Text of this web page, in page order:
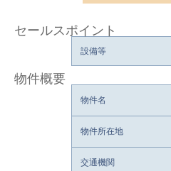
セールスポイント
設備等
物件概要
物件名
物件所在地
交通機関